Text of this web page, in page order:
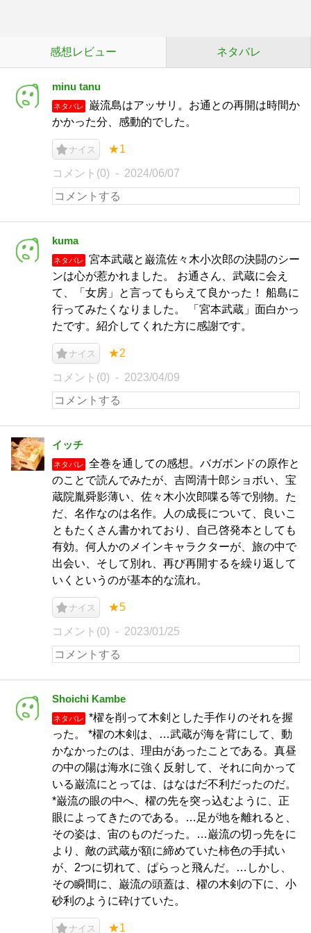
感想レビュー ネタバレ
minu tanu
ネタバレ
巌流島はアッサリ。お通との再開は時間か
かかった分、感動的でした。
ナイス ★1
コメント(0) 2024/06/07
kuma
ネタバレ
宮本武蔵と巌流佐々木小次郎の決闘のシー
ンは心が惹かれました。 お通さん、武蔵に会え
て、「女房」と言ってもらえて良かった！ 船島に
行ってみたくなりました。 「宮本武蔵」面白かっ
たです。紹介してくれた方に感謝です。
ナイス ★2
コメント(0) 2023/04/09
イッチ
ネタバレ
全巻を通しての感想。バガボンドの原作と
のことで読んでみたが、吉岡清十郎ショボい、宝
蔵院胤舜影薄い、佐々木小次郎喋る等で別物。た
だ、名作なのは名作。人の成長について、良いこ
ともたくさん書かれており、自己啓発本としても
有効。何人かのメインキャラクターが、旅の中で
出会い、そして別れ、再び再開するを繰り返して
いくというのが基本的な流れ。
ナイス ★5
コメント(0) 2023/01/25
Shoichi Kambe
ネタバレ
*櫂を削って木剣とした手作りのそれを握
った。 *櫂の木剣は、…武蔵が海を背にして、動
かなかったのは、理由があったことである。真昼
の中の陽は海水に強く反射して、それに向かって
いる巌流にとっては、はなはだ不利だったのだ。
*巌流の眼の中へ、櫂の先を突っ込むように、正
眼によってきたのである。…足が地を離れると、
その姿は、宙のものだった。…巌流の切っ先をに
より、敵の武蔵が額に締めていた柿色の手拭い
が、2つに切れて、ぱらっと飛んだ。…しかし、
その瞬間に、巌流の頭蓋は、櫂の木剣の下に、小
砂利のように砕けていた。
ナイス ★1